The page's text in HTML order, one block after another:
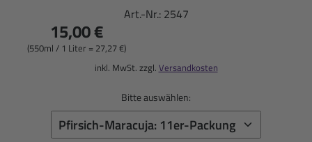
Art.-Nr.: 2547
15,00 €
(550ml / 1 Liter = 27,27 €)
inkl. MwSt. zzgl. Versandkosten
Bitte auswählen: